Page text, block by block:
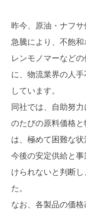
昨今、原油・ナフ
急騰により、不飽
レンモノマーなど
に、物流業界の人
しています。
同社では、自助努
のたびの原料価格
は、極めて困難な状
今後の安定供給と
けられないと判断
た。
なお、各製品の価格